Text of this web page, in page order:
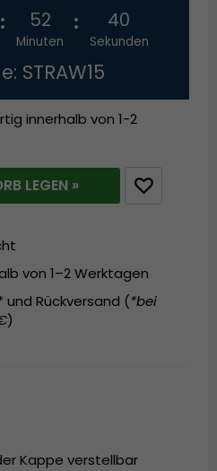
52
Minuten
40
Sekunden
STRAW15
innerhalb von 1-2
LEGEN »
von 1–2 Werktagen
Rückversand (*bei
)
Kappe verstellbar